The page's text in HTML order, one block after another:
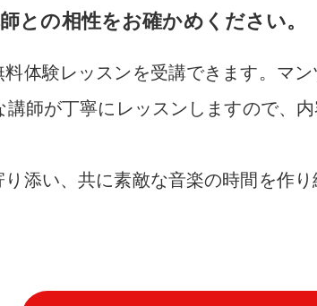
との相性をお確かめください。
体験レッスンを受講できます。マ
師が丁寧にレッスンしますので、
添い、共に素敵な音楽の時間を作り